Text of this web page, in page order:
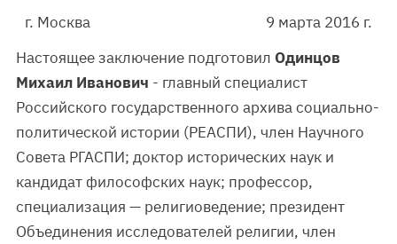
г. Москва
9 марта 2016 г.
Настоящее заключение подготовил Одинцов
Михаил Иванович - главный специалист
Российского государственного архива социально-
политической истории (РЕАСПИ), член Научного
Совета РГАСПИ; доктор исторических наук и
кандидат философских наук; профессор,
специализация — религиоведение; президент
Объединения исследователей религии, член